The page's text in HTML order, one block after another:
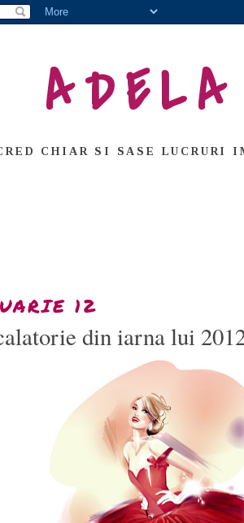
CHIAR SI SASE
12
din iarna lui